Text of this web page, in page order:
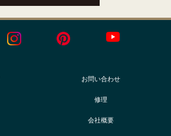
お問い合わせ
修理
会社概要